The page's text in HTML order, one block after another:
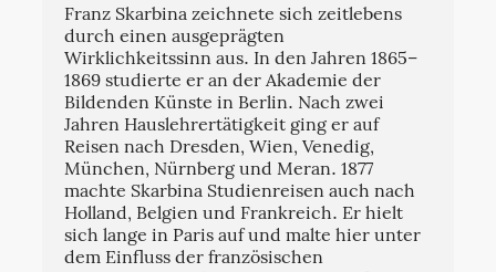
Franz Skarbina zeichnete sich zeitlebens
durch einen ausgeprägten
Wirklichkeitssinn aus. In den Jahren 1865–
1869 studierte er an der Akademie der
Bildenden Künste in Berlin. Nach zwei
Jahren Hauslehrertätigkeit ging er auf
Reisen nach Dresden, Wien, Venedig,
München, Nürnberg und Meran. 1877
machte Skarbina Studienreisen auch nach
Holland, Belgien und Frankreich. Er hielt
sich lange in Paris auf und malte hier unter
dem Einfluss der französischen